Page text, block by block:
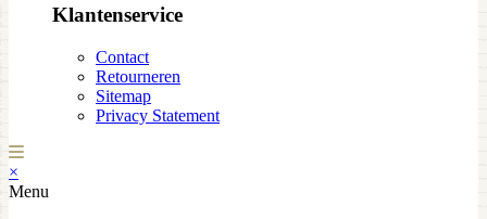
Klantenservice
Contact
Retourneren
Sitemap
Privacy Statement
×
Menu